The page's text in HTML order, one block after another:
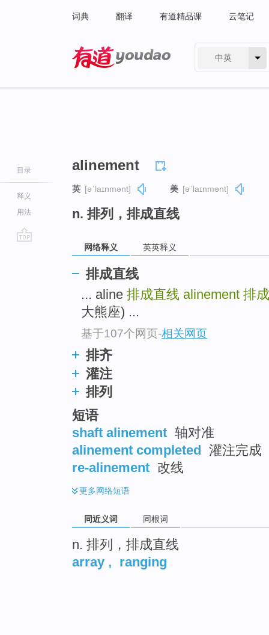
词典 翻译 有道精品课 云笔记
中英
目录
释义
用法
alinement
英 [əˈlaɪnmənt] 美 [əˈlaɪnmənt]
n. 排列，排成直线
网络释义 英英释义
排成直线
... aline 排成直线 alinement 排
大熊座) ...
基于107个网页-相关网页
排齐
灌注
排列
短语
shaft alinement 轴对准
alinement completed 灌注完成
re-alinement 改线
更多网络短语
同近义词 同根词
n. 排列，排成直线
array , ranging